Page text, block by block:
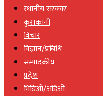
स्थानीय सरकार
कुराकानी
विचार
विज्ञान/प्रबिधि
सम्पादकीय
प्रदेश
भिडिओ/अडिओ